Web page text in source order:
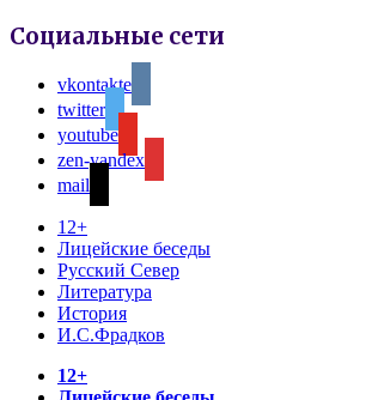
Социальные сети
vkontakte
twitter
youtube
zen-yandex
mail
12+
Лицейские беседы
Русский Север
Литература
История
И.С.Фрадков
12+